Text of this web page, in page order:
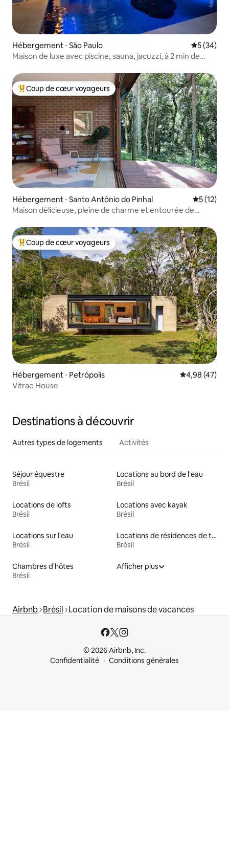
Hébergement ⋅ São Paulo
5 (34)
Maison de luxe avec piscine, sauna, jacuzzi, à 2 min de
Coups de cœur voyageurs les plus appréciés
Coup de cœur voyageurs
Hébergement ⋅ Santo Antônio do Pinhal
5 (12)
Maison délicieuse, pleine de charme et entourée de
Coups de cœur voyageurs les plus appréciés
Coup de cœur voyageurs
Hébergement ⋅ Petrópolis Évaluation
4,98 (47)
Vitrae House
Destinations à découvrir
Autres types de logements Activités
Séjour équestre
Brésil
Locations au bord de l'eau
Brésil
Locations de lofts
Brésil
Locations avec kayak
Brésil
Locations sur l'eau
Brésil
Locations de résidences de tourisme
Brésil
Chambres d'hôtes
Brésil
Afficher plus
Airbnb Brésil Location de maisons de vacances
© 2026 Airbnb, Inc.
Confidentialité
Conditions générales